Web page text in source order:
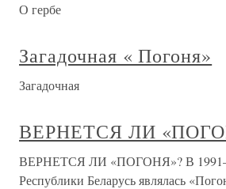
О гербе
Загадочная « Погоня»
Загадочная
ВЕРНЕТСЯ ЛИ
ВЕРНЕТСЯ ЛИ «ПОГОНЯ»? В
Республики Беларусь являлась